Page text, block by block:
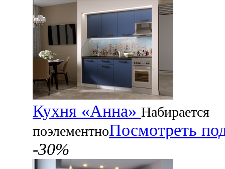
Кухня «Анна» Набирается
поэлементноПосмотреть
-30%